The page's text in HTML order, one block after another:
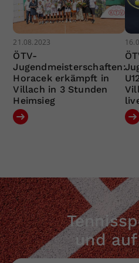
21.08.2023
ÖTV-
Jugendmeisterschaften:
Horacek erkämpft in
Villach in 3 Stunden
Heimsieg
und